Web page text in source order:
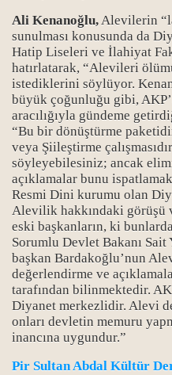
Ali Kenanoğlu,Alevilerin
sunulması konusunda da
Hatip Liseleri ve İlahiyat
hatırlatarak, “Alevileri
istediklerini söylüyor.
büyük çoğunluğu gibi,
aracılığıyla gündeme
“Bu bir dönüştürme
veya Şiileştirme
söyleyebilesiniz; ancak
açıklamalar bunu
Resmi Dini kurumu olan
Alevilik hakkındaki görüşü
eski başkanların, ki
Sorumlu Devlet Bakanı Sait
başkan Bardakoğlu’nun
değerlendirme ve
tarafından bilinmektedir.
Diyanet merkezlidir. Alevi
onları devletin memuru
inancına uygundur.”
Pir Sultan Abdal Kültür